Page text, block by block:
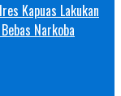
Kapuas Lakukan
Narkoba